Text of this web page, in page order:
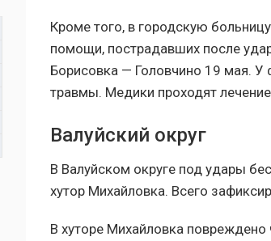
Кроме того, в городскую
помощи, пострадавших после
Борисовка — Головчино 19 мая.
травмы. Медики проходят
Валуйский округ
В Валуйском округе под удары
хутор Михайловка. Всего
В хуторе Михайловка